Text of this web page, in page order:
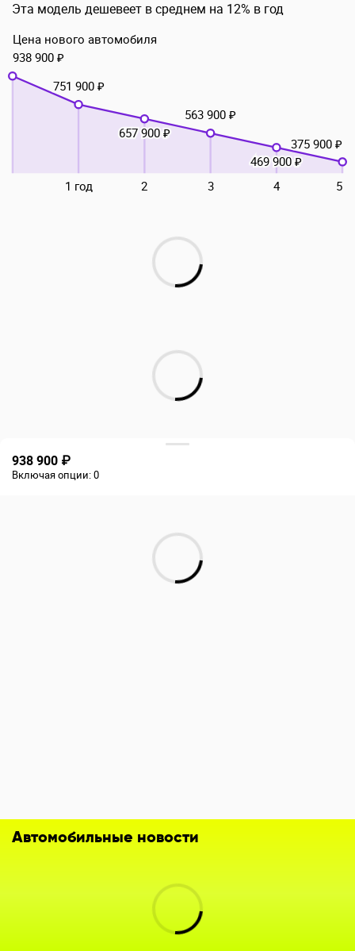
Эта модель дешевеет в среднем на 12% в год
1 год 2 3 4 5
Цена нового автомобиля
938 900 ₽
751 900 ₽
657 900 ₽
563 900 ₽
469 900 ₽
375 900 ₽
938 900 ₽
Включая опции:0
Автомобильные новости